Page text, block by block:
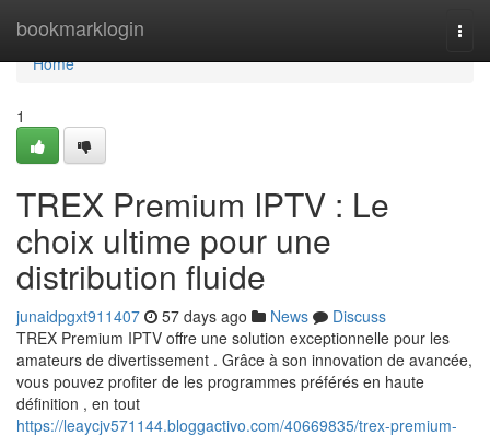
bookmarklogin
Home
Home
1
TREX Premium IPTV : Le
choix ultime pour une
distribution fluide
junaidpgxt911407 57 days ago News
Discuss
TREX Premium IPTV offre une solution exceptionnelle pour les
amateurs de divertissement . Grâce à son innovation de avancée,
vous pouvez profiter de les programmes préférés en haute
définition , en tout
https://leaycjv571144.bloggactivo.com/40669835/trex-premium-